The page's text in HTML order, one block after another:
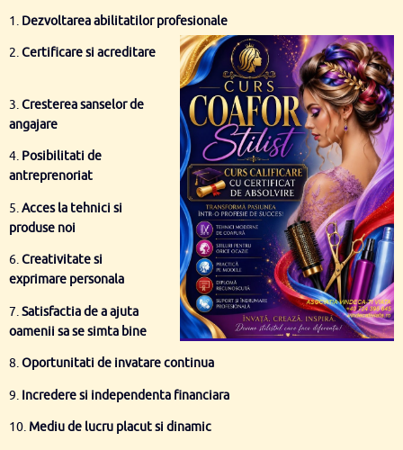
1. Dezvoltarea abilitatilor profesionale
2.Certificare si acreditare
3.Cresterea sanselor de
angajare
4. Posibilitati de
antreprenoriat
5.Acces la tehnici si
produse noi
6.Creativitate si
exprimare personala
7.Satisfactia de a ajuta
oamenii sa se simta bine
8.Oportunitati de invatare continua
9. Incredere si independenta financiara
10. Mediu de lucru placut si dinamic